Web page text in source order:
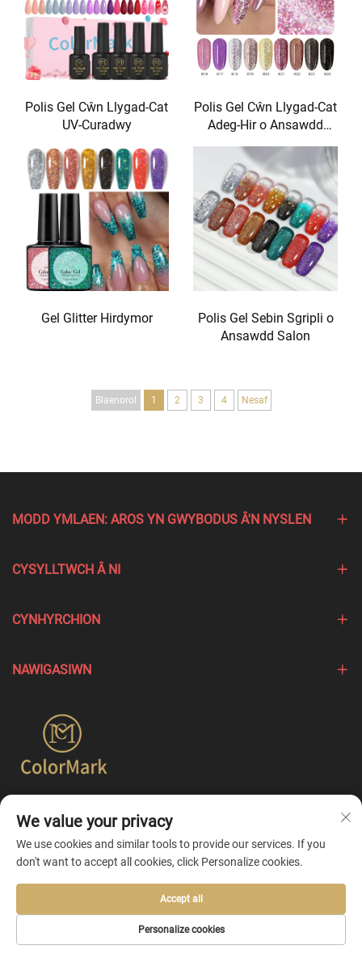
Polis Gel Cŵn Llygad-Cat
UV-Curadwy
Polis Gel Cŵn Llygad-Cat
Adeg-Hir o Ansawdd
Salon
Gel Glitter Hirdymor
Polis Gel Sebin Sgripli o
Ansawdd Salon
Blaenorol 1 2 3 4 Nesaf
MODD YMLAEN: AROS YN GWYBODUS Â'N NYSLEN
CYSYLLTWCH Â NI
CYNHYRCHION
NAWIGASIWN
tynnu sylw at nodweddion unigol gwahanol brendiau ac yn
cynnig gwasanaethau personoli un-ystafell.
Copyright © 2026 by Ningbo Colormark Cosmetics Co., Ltd. -
We value your privacy
We use cookies and similar tools to provide our services. If you
don't want to accept all cookies, click Personalize cookies.
Personalize cookies
Accept all